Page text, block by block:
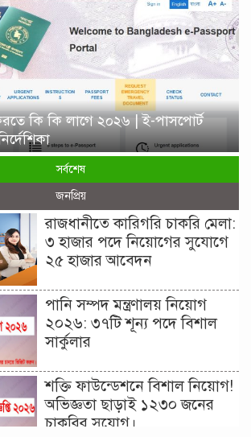
কি কি লাগে ২০২৬ | ই-পাসপোর্ট
সর্বশেষ
জনপ্রিয়
রাজধানীতে কারিগরি চাকরি মেলা:
৩ হাজার পদে নিয়োগের সুযোগে
২৫ হাজার আবেদন
পানি সম্পদ মন্ত্রণালয় নিয়োগ
২০২৬: ৩৭টি শূন্য পদে বিশাল
সার্কুলার
শক্তি ফাউন্ডেশনে বিশাল নিয়োগ!
অভিজ্ঞতা ছাড়াই ১২৩০ জনের
চাকরির সুযোগ।